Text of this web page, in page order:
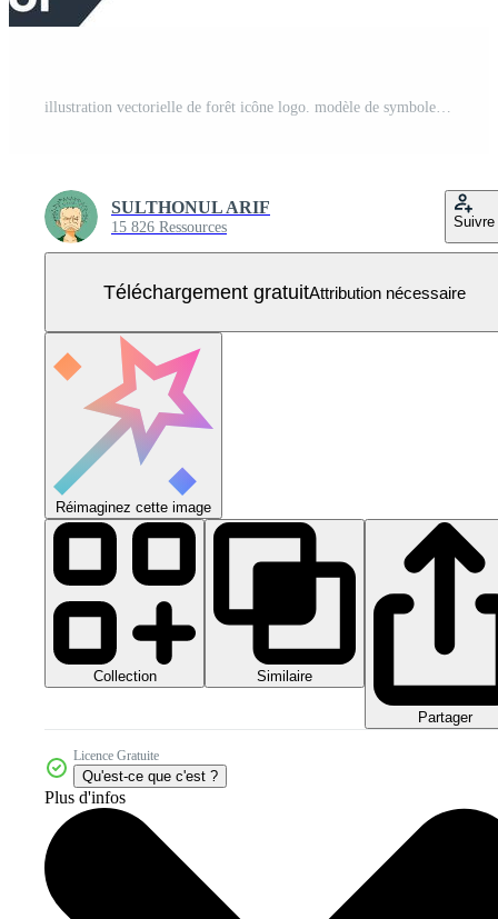
illustration vectorielle de forêt icône logo. modèle de symbole d'arbre pour la collection de conception graphique et web Vecteur Gratuit
SULTHONUL ARIF
15 826 Ressources Suivre
Téléchargement gratuitAttribution nécessaire
Réimaginez cette image
Collection Similaire
Partager
Licence Gratuite
Qu'est-ce que c'est ?
Plus d'infos